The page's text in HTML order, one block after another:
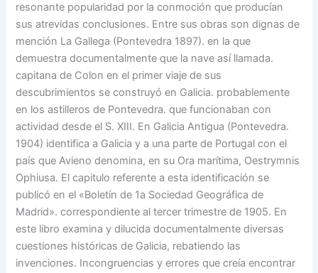
resonante popularidad por la conmoción que producían
sus atrevidas conclusiones. Entre sus obras son dignas de
mención La Gallega (Pontevedra 1897). en la que
demuestra documentalmente que la nave así llamada.
capitana de Colon en el primer viaje de sus
descubrimientos se construyó en Galicia. probablemente
en los astilleros de Pontevedra. que funcionaban con
actividad desde el S. XIII. En Galicia Antigua (Pontevedra.
1904) identifica a Galicia y a una parte de Portugal con el
país que Avieno denomina, en su Ora marítima, Oestrymnis
Ophiusa. El capitulo referente a esta identificación se
publicó en el «Boletín de 1a Sociedad Geográfica de
Madrid». correspondiente al tercer trimestre de 1905. En
este libro examina y dilucida documentalmente diversas
cuestiones históricas de Galicia, rebatiendo las
invenciones. Incongruencias y errores que creía encontrar